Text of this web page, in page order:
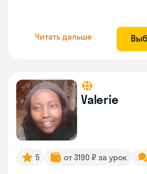
Читать дальше
Valerie
5 от 3190 ₽ за урок